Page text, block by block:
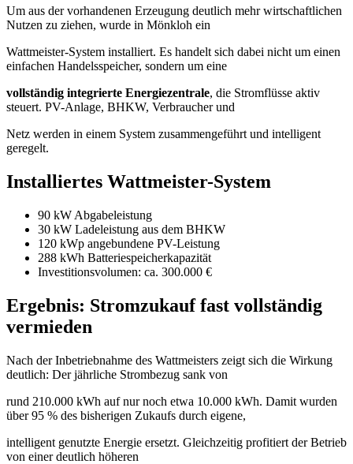
Um aus der vorhandenen Erzeugung deutlich mehr wirtschaftlichen
Nutzen zu ziehen, wurde in Mönkloh ein
Wattmeister-System installiert. Es handelt sich dabei nicht um einen
einfachen Handelsspeicher, sondern um eine
vollständig integrierte Energiezentrale, die Stromflüsse aktiv
steuert. PV-Anlage, BHKW, Verbraucher und
Netz werden in einem System zusammengeführt und intelligent
geregelt.
Installiertes Wattmeister-System
90 kW Abgabeleistung
30 kW Ladeleistung aus dem BHKW
120 kWp angebundene PV-Leistung
288 kWh Batteriespeicherkapazität
Investitionsvolumen: ca. 300.000 €
Ergebnis: Stromzukauf fast vollständig
vermieden
Nach der Inbetriebnahme des Wattmeisters zeigt sich die Wirkung
deutlich: Der jährliche Strombezug sank von
rund 210.000 kWh auf nur noch etwa 10.000 kWh. Damit wurden
über 95 % des bisherigen Zukaufs durch eigene,
intelligent genutzte Energie ersetzt. Gleichzeitig profitiert der Betrieb
von einer deutlich höheren